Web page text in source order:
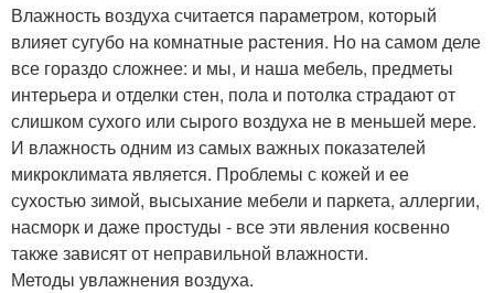
Влажность воздуха считается параметром, который
влияет сугубо на комнатные растения. Но на самом деле
все гораздо сложнее: и мы, и наша мебель, предметы
интерьера и отделки стен, пола и потолка страдают от
слишком сухого или сырого воздуха не в меньшей мере.
И влажность одним из самых важных показателей
микроклимата является. Проблемы с кожей и ее
сухостью зимой, высыхание мебели и паркета, аллергии,
насморк и даже простуды - все эти явления косвенно
также зависят от неправильной влажности.
Методы увлажнения воздуха.